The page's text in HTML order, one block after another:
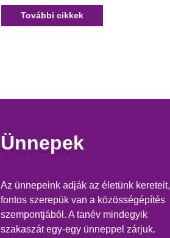
További cikkek
Ünnepek
Az ünnepeink adják az életünk kereteit,
fontos szerepük van a közösségépítés
szempontjából. A tanév mindegyik
szakaszát egy-egy ünneppel zárjuk.